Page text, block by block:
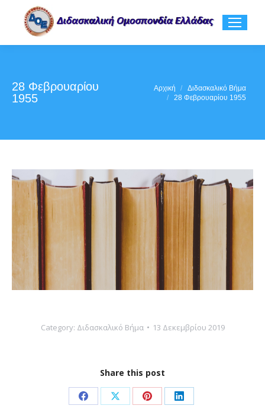
28 Φεβρουαρίου
1955
You are here:Αρχική
Διδασκαλικό Βήμα
28 Φεβρουαρίου 1955
Category: Διδασκαλικό Βήμα 13 Δεκεμβρίου 2019
Share this post
Share Share Share Share